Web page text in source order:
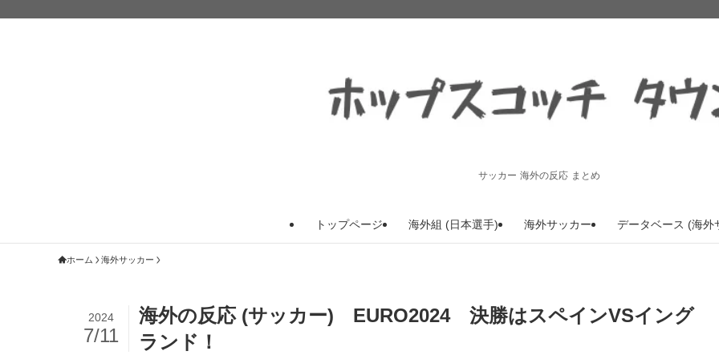
サッカー 海外の反応 まとめ
トップページ 海外組 (日本選手) 海外サッカー データベース (海外
ホーム 海外サッカー
海外の反応 (サッカー) EURO2024 決勝はスペインVSイング
ランド！
2024
7/11